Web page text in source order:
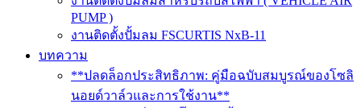
PUMP )
งานติดตั้งปั้มลม FSCURTIS NxB-11
บทความ
**ปลดล็อกประสิทธิภาพ: คู่มือฉบับสมบูรณ์ของโซลิ
นอยด์วาล์วและการใช้งาน**